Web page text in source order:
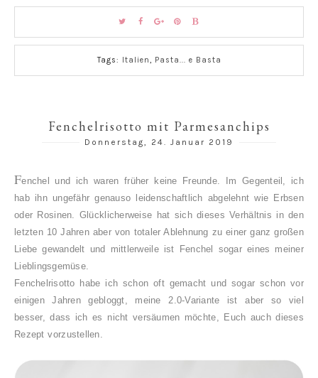
Tags: Italien, Pasta... e Basta
Fenchelrisotto mit Parmesanchips
Donnerstag, 24. Januar 2019
Fenchel und ich waren früher keine Freunde. Im Gegenteil, ich
hab ihn ungefähr genauso leidenschaftlich abgelehnt wie Erbsen
oder Rosinen. Glücklicherweise hat sich diesesVerhältnis in den
letzten 10 Jahren aber von totaler Ablehnung zu einer ganz großen
Liebe gewandelt und mittlerweile ist Fenchel sogar eines meiner
Lieblingsgemüse.
Fenchelrisotto habe ich schon oft gemacht und sogar schon vor
einigen Jahren gebloggt, meine 2.0-Variante ist aber so viel
besser, dass ich es nicht versäumen möchte, Euch auch dieses
Rezept vorzustellen.